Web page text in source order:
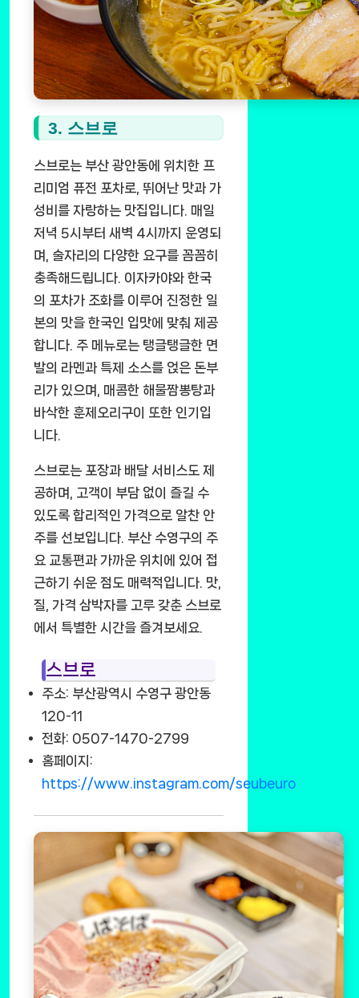
3. 스브로
스브로는 부산 광안동에 위치한 프
리미엄 퓨전 포차로, 뛰어난 맛과 가
성비를 자랑하는 맛집입니다. 매일
저녁 5시부터 새벽 4시까지 운영되
며, 술자리의 다양한 요구를 꼼꼼히
충족해드립니다. 이자카야와 한국
의 포차가 조화를 이루어 진정한 일
본의 맛을 한국인 입맛에 맞춰 제공
합니다. 주 메뉴로는 탱글탱글한 면
발의 라멘과 특제 소스를 얹은 돈부
리가 있으며, 매콤한 해물짬뽕탕과
바삭한 훈제오리구이 또한 인기입
니다.
스브로는 포장과 배달 서비스도 제
공하며, 고객이 부담 없이 즐길 수
있도록 합리적인 가격으로 알찬 안
주를 선보입니다. 부산 수영구의 주
요 교통편과 가까운 위치에 있어 접
근하기 쉬운 점도 매력적입니다. 맛,
질, 가격 삼박자를 고루 갖춘 스브로
에서 특별한 시간을 즐겨보세요.
스브로
주소: 부산광역시 수영구 광안동
120-11
전화: 0507-1470-2799
홈페이지:
https://www.instagram.com/seubeuro